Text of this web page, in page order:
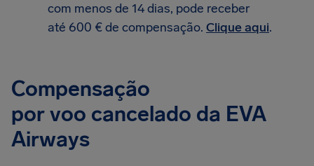
com menos de 14 dias, pode receber
até 600 € de compensação. Clique aqui.
Compensação
por voo cancelado da EVA
Airways